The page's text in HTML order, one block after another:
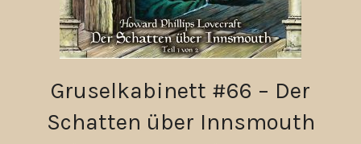
Gruselkabinett #66 – Der
Schatten über Innsmouth